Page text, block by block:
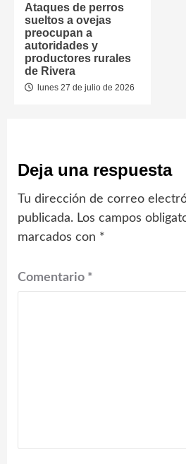
Ataques de perros
sueltos a ovejas
preocupan a
autoridades y
productores rurales
de Rivera
lunes 27 de julio de 2026
Deja una respuesta
Tu dirección de correo
publicada. Los campos
marcados con *
Comentario *